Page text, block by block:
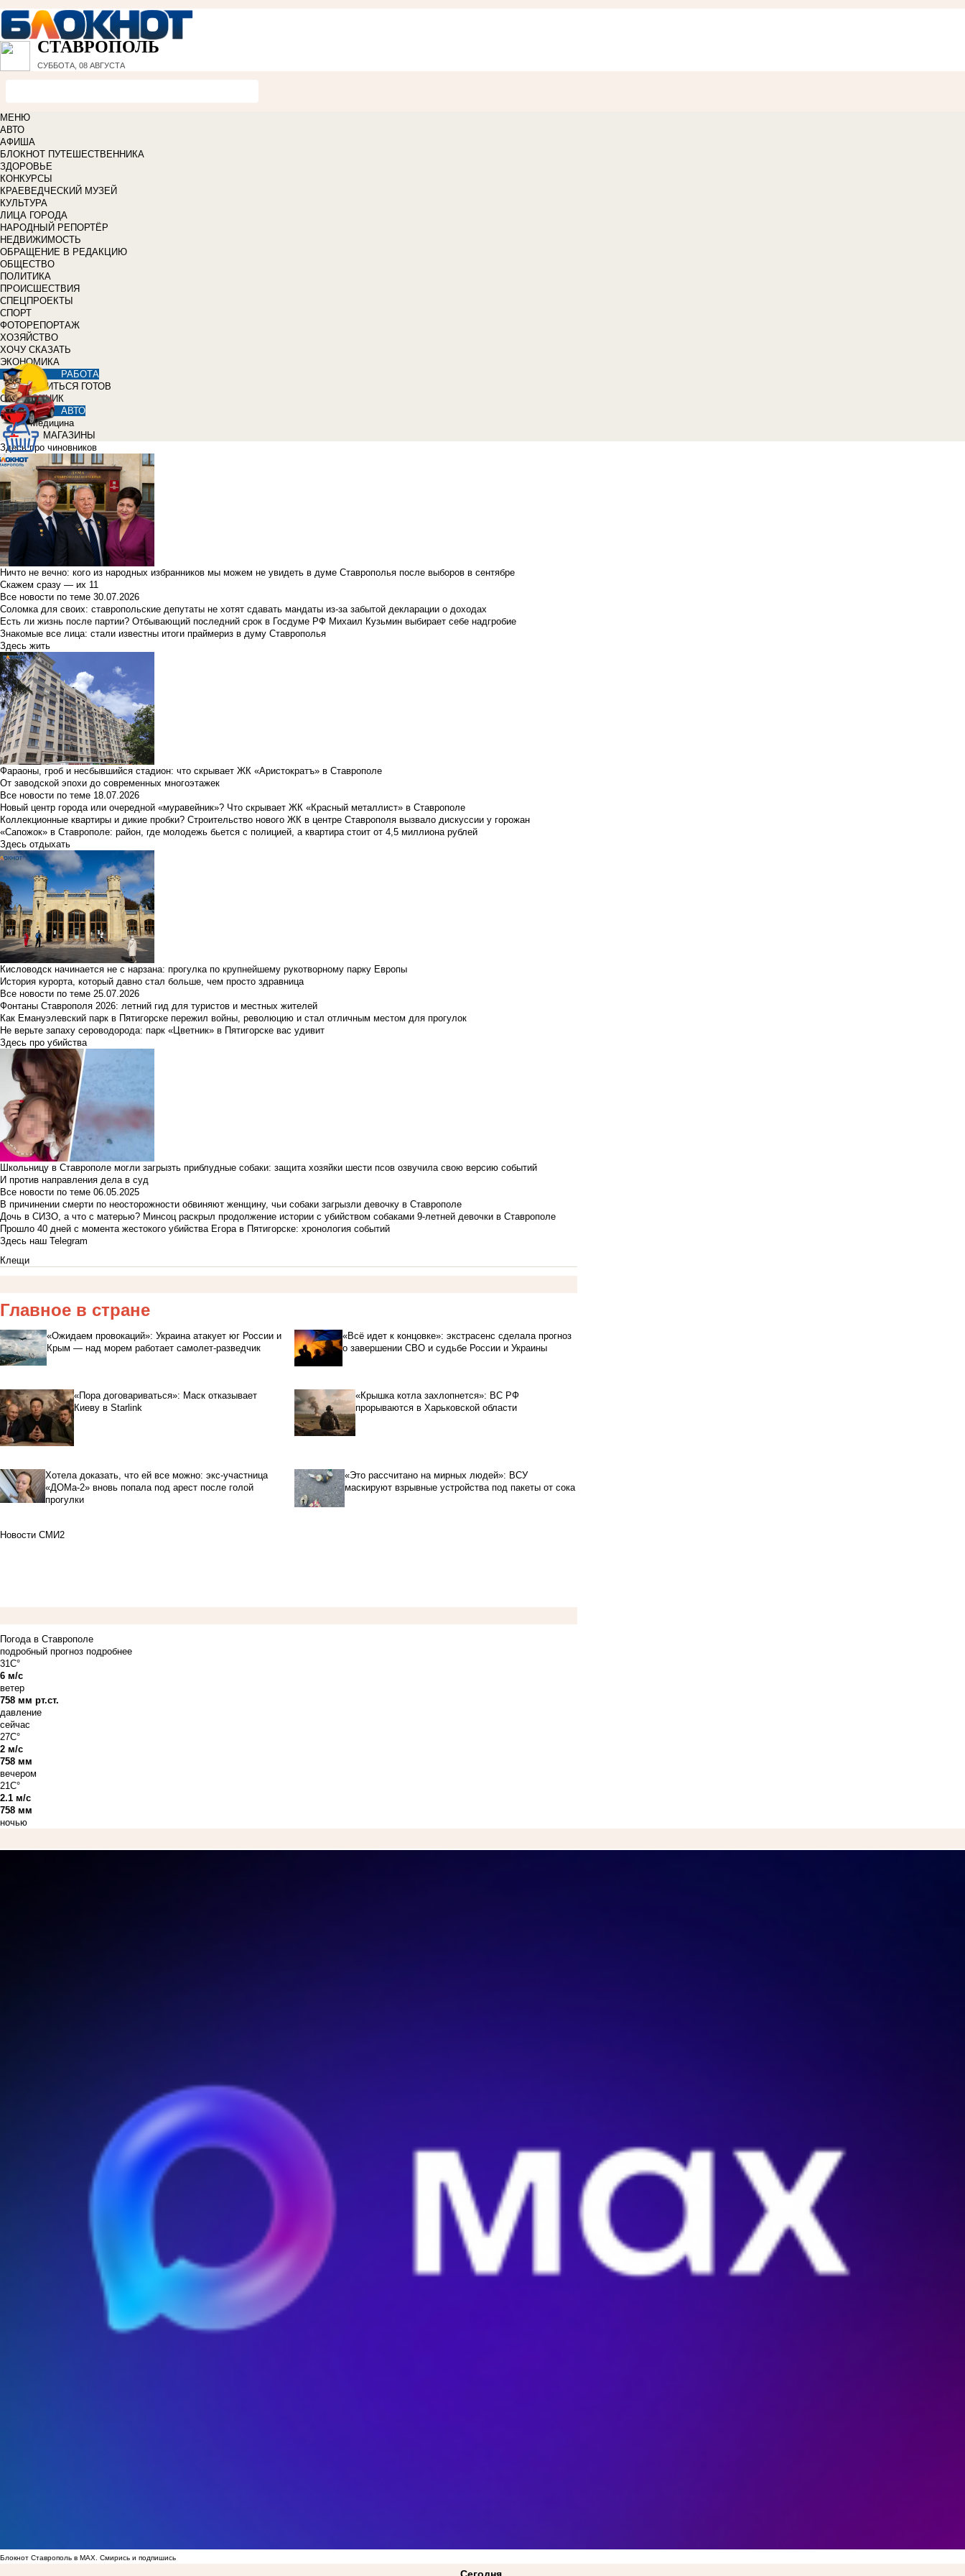
СТАВРОПОЛЬ
СУББОТА, 08 АВГУСТА
МЕНЮ
АВТО
АФИША
БЛОКНОТ ПУТЕШЕСТВЕННИКА
ЗДОРОВЬЕ
КОНКУРСЫ
КРАЕВЕДЧЕСКИЙ МУЗЕЙ
КУЛЬТУРА
ЛИЦА ГОРОДА
НАРОДНЫЙ РЕПОРТЁР
НЕДВИЖИМОСТЬ
ОБРАЩЕНИЕ В РЕДАКЦИЮ
ОБЩЕСТВО
ПОЛИТИКА
ПРОИСШЕСТВИЯ
СПЕЦПРОЕКТЫ
СПОРТ
ФОТОРЕПОРТАЖ
ХОЗЯЙСТВО
ХОЧУ СКАЗАТЬ
ЭКОНОМИКА
РАБОТА
УЧИТЬСЯ ГОТОВ
СПРАВОЧНИК
АВТО
Медицина
МАГАЗИНЫ
Здесь про чиновников
Ничто не вечно: кого из народных избранников мы можем не увидеть в думе Ставрополья после выборов в сентябре
Скажем сразу — их 11
Все новости по теме 30.07.2026
Соломка для своих: ставропольские депутаты не хотят сдавать мандаты из-за забытой декларации о доходах
Есть ли жизнь после партии? Отбывающий последний срок в Госдуме РФ Михаил Кузьмин выбирает себе надгробие
Знакомые все лица: стали известны итоги праймериз в думу Ставрополья
Здесь жить
Фараоны, гроб и несбывшийся стадион: что скрывает ЖК «Аристократъ» в Ставрополе
От заводской эпохи до современных многоэтажек
Все новости по теме 18.07.2026
Новый центр города или очередной «муравейник»? Что скрывает ЖК «Красный металлист» в Ставрополе
Коллекционные квартиры и дикие пробки? Строительство нового ЖК в центре Ставрополя вызвало дискуссии у горожан
«Сапожок» в Ставрополе: район, где молодежь бьется с полицией, а квартира стоит от 4,5 миллиона рублей
Здесь отдыхать
Кисловодск начинается не с нарзана: прогулка по крупнейшему рукотворному парку Европы
История курорта, который давно стал больше, чем просто здравница
Все новости по теме 25.07.2026
Фонтаны Ставрополя 2026: летний гид для туристов и местных жителей
Как Емануэлевский парк в Пятигорске пережил войны, революцию и стал отличным местом для прогулок
Не верьте запаху сероводорода: парк «Цветник» в Пятигорске вас удивит
Здесь про убийства
Школьницу в Ставрополе могли загрызть приблудные собаки: защита хозяйки шести псов озвучила свою версию событий
И против направления дела в суд
Все новости по теме 06.05.2025
В причинении смерти по неосторожности обвиняют женщину, чьи собаки загрызли девочку в Ставрополе
Дочь в СИЗО, а что с матерью? Минсоц раскрыл продолжение истории с убийством собаками 9-летней девочки в Ставрополе
Прошло 40 дней с момента жестокого убийства Егора в Пятигорске: хронология событий
Здесь наш Telegram
Клещи
Главное в стране
«Ожидаем провокаций»: Украина атакует юг России и
Крым — над морем работает самолет-разведчик
«Всё идет к концовке»: экстрасенс сделала прогноз
о завершении СВО и судьбе России и Украины
«Пора договариваться»: Маск отказывает
Киеву в Starlink
«Крышка котла захлопнется»: ВС РФ
прорываются в Харьковской области
Хотела доказать, что ей все можно: экс-участница
«ДОМа-2» вновь попала под арест после голой
прогулки
«Это рассчитано на мирных людей»: ВСУ
маскируют взрывные устройства под пакеты от сока
Новости СМИ2
Погода в Ставрополе
подробный прогноз подробнее
31C°
6 м/с
ветер
758 мм рт.ст.
давление
сейчас
27C°
2 м/с
758 мм
вечером
21C°
2.1 м/с
758 мм
ночью
Блокнот Ставрополь в MAX. Смирись и подпишись
Сегодня